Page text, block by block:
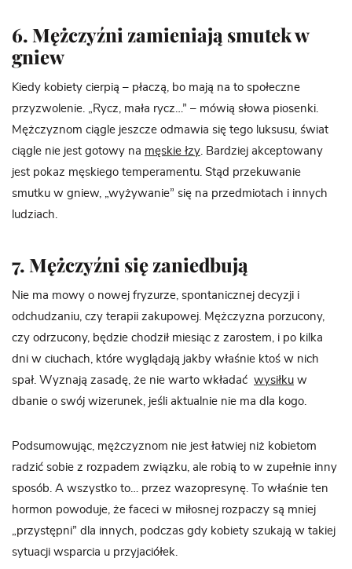
6. Mężczyźni zamieniają smutek w
gniew
Kiedy kobiety cierpią – płaczą, bo mają na to społeczne
przyzwolenie. „Rycz, mała rycz…” – mówią słowa piosenki.
Mężczyznom ciągle jeszcze odmawia się tego luksusu, świat
ciągle nie jest gotowy na męskie łzy. Bardziej akceptowany
jest pokaz męskiego temperamentu. Stąd przekuwanie
smutku w gniew, „wyżywanie” się na przedmiotach i innych
ludziach.
7. Mężczyźni się zaniedbują
Nie ma mowy o nowej fryzurze, spontanicznej decyzji i
odchudzaniu, czy terapii zakupowej. Mężczyzna porzucony,
czy odrzucony, będzie chodził miesiąc z zarostem, i po kilka
dni w ciuchach, które wyglądają jakby właśnie ktoś w nich
spał. Wyznają zasadę, że nie warto wkładać wysiłku w
dbanie o swój wizerunek, jeśli aktualnie nie ma dla kogo.
Podsumowując, mężczyznom nie jest łatwiej niż kobietom
radzić sobie z rozpadem związku, ale robią to w zupełnie inny
sposób. A wszystko to… przez wazopresynę. To właśnie ten
hormon powoduje, że faceci w miłosnej rozpaczy są mniej
„przystępni” dla innych, podczas gdy kobiety szukają w takiej
sytuacji wsparcia u przyjaciółek.